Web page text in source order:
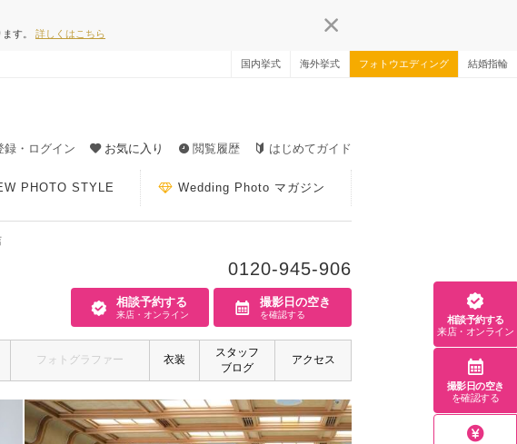
す。 詳しくはこちら
国内挙式 海外挙式 フォトウエディング 結婚指輪
録・ログイン
お気に入り 閲覧履歴 はじめてガイド
PHOTO STYLE Wedding Photo マガジン
0120-945-906
相談予約する
来店・オンライン
撮影日の空き
を確認する
フォトグラファー 衣装
スタッフ
ブログ
アクセス
相談予約する
来店・オンライン
撮影日の空き
を確認する